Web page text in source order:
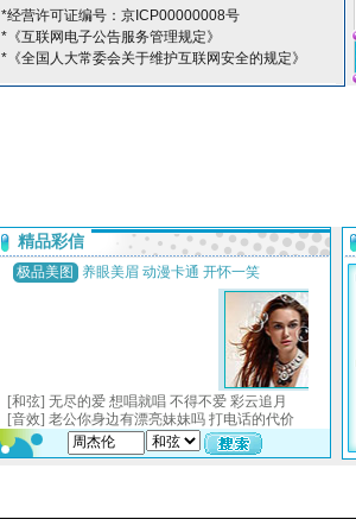
*经营许可证编号：京ICP00000008号
*《互联网电子公告服务管理规定》
*《全国人大常委会关于维护互联网安全的规定》